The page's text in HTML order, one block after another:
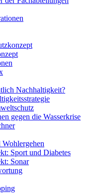
Nachhaltigkeit?
gegen die Wasserkrise
Sport und Diabetes
Sonar